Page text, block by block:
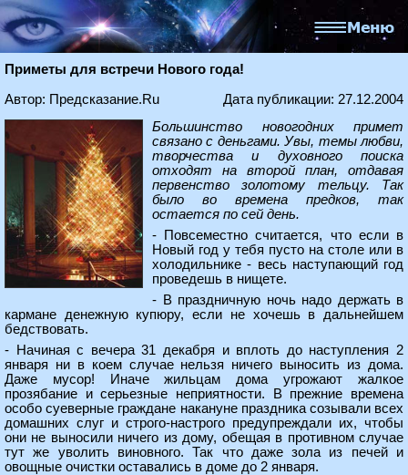
Приметы для встречи Нового года!
Автор: Предсказание.Ru
Дата публикации: 27.12.2004
Большинство новогодних примет
связано с деньгами. Увы, темы любви,
творчества и духовного поиска
отходят на второй план, отдавая
первенство золотому тельцу. Так
было во времена предков, так
остается по сей день.
- Повсеместно считается, что если в
Новый год у тебя пусто на столе или в
холодильнике - весь наступающий год
проведешь в нищете.
- В праздничную ночь надо держать в
кармане денежную купюру, если не хочешь в дальнейшем
бедствовать.
- Начиная с вечера 31 декабря и вплоть до наступления 2
января ни в коем случае нельзя ничего выносить из дома.
Даже мусор! Иначе жильцам дома угрожают жалкое
прозябание и серьезные неприятности. В прежние времена
особо суеверные граждане накануне праздника созывали всех
домашних слуг и строго-настрого предупреждали их, чтобы
они не выносили ничего из дому, обещая в противном случае
тут же уволить виновного. Так что даже зола из печей и
овощные очистки оставались в доме до 2 января.